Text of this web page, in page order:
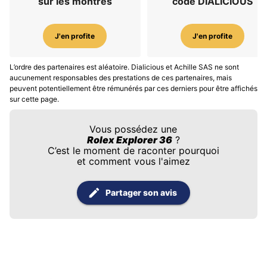
J'en profite J'en profite
L’ordre des partenaires est aléatoire. Dialicious et Achille SAS ne sont
aucunement responsables des prestations de ces partenaires, mais
peuvent potentiellement être rémunérés par ces derniers pour être affichés
sur cette page.
Vous possédez une
Rolex Explorer 36?
C’est le moment de raconter pourquoi
et comment vous l'aimez
Partager son avis